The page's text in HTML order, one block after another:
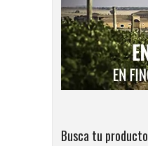
Busca tu producto